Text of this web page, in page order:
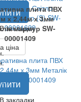
закладки
ціна
плита ПВХ
х 2,44м х 3мм
мармур SW-
00001409
В закладки